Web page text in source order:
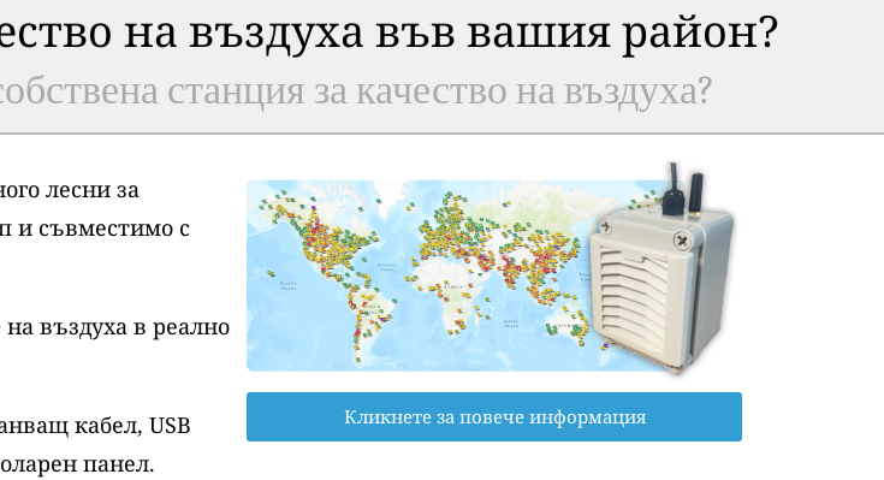
на въздуха във вашия район?
станция за качество на въздуха?
лесни за
и съвместимо с
въздуха в реално
кабел, USB
панел.
Кликнете за повече информация